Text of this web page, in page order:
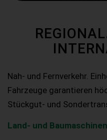
Nah- und Fernverkehr.
Fahrzeuge garantieren
Stückgut- und
Land- und